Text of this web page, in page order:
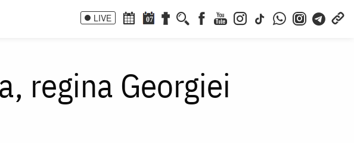
LIVE 07
regina Georgiei